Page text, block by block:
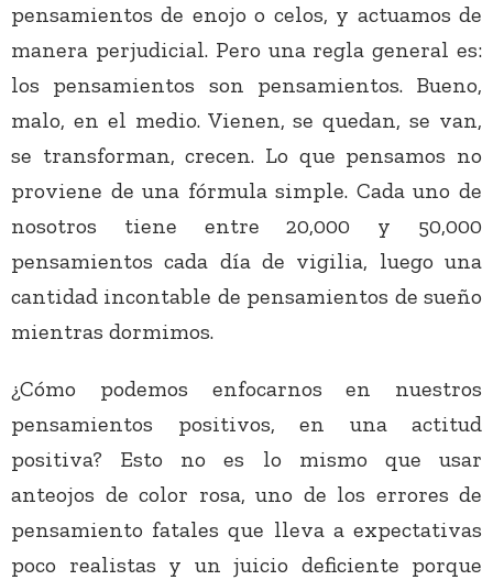
pensamientos de enojo o celos, y actuamos de
manera perjudicial. Pero una regla general es:
los pensamientos son pensamientos. Bueno,
malo, en el medio. Vienen, se quedan, se van,
se transforman, crecen. Lo que pensamos no
proviene de una fórmula simple. Cada uno de
nosotros tiene entre 20,000 y 50,000
pensamientos cada día de vigilia, luego una
cantidad incontable de pensamientos de sueño
mientras dormimos.
¿Cómo podemos enfocarnos en nuestros
pensamientos positivos, en una actitud
positiva? Esto no es lo mismo que usar
anteojos de color rosa, uno de los errores de
pensamiento fatales que lleva a expectativas
poco realistas y un juicio deficiente porque